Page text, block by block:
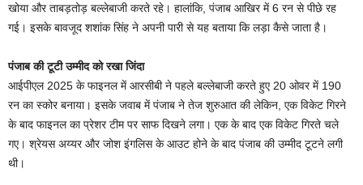
खोया और ताबड़तोड़ बल्लेबाजी करते रहे। हालांकि, पंजाब आखिर में 6 रन से पीछे रह
गई। इसके बावजूद शशांक सिंह ने अपनी पारी से यह बताया कि लड़ा कैसे जाता है।
पंजाब की टूटी उम्मीद को रखा जिंदा
आईपीएल 2025 के फाइनल में आरसीबी ने पहले बल्लेबाजी करते हुए 20 ओवर में 190
रन का स्कोर बनाया। इसके जवाब में पंजाब ने तेज शुरुआत की लेकिन, एक विकेट गिरने
के बाद फाइनल का प्रेशर टीम पर साफ दिखने लगा। एक के बाद एक विकेट गिरते चले
गए। श्रेयस अय्यर और जोश इंगलिस के आउट होने के बाद पंजाब की उम्मीद टूटने लगी
थी।